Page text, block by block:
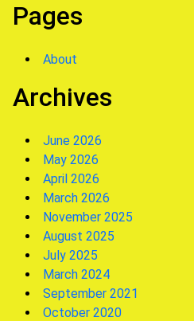
Pages
About
Archives
June 2026
May 2026
April 2026
March 2026
November 2025
August 2025
July 2025
March 2024
September 2021
October 2020